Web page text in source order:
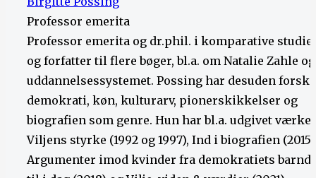
Professor emerita
Professor emerita og dr.phil. i komparative
og forfatter til flere bøger, bl.a. om Natalie Zahle og
uddannelsessystemet. Possing har desuden
demokrati, køn, kulturarv, pionerskikkelser og
biografien som genre. Hun har bl.a. udgivet
Viljens styrke (1992 og 1997), Ind i biografien
Argumenter imod kvinder fra demokratiets